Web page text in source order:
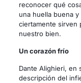
reconocer qué
una huella buena
ciertamente sirven
nuestro bien.
Un corazón frío
Dante Alighieri, en
descripción del